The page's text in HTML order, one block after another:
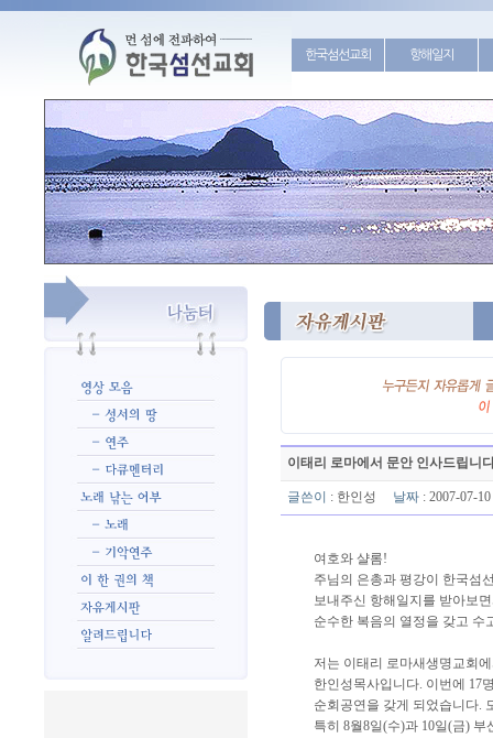
한국섬선교회 항해일지
이태리 로마에서 문안 인사드립니
글쓴이 : 한인성 날짜 : 2007-07-
여호와 샬롬!
주님의 은총과 평강이 한국섬
보내주신 항해일지를 받아보
순수한 복음의 열정을 갖고 수
저는 이태리 로마새생명교회
한인성목사입니다. 이번에 17
순회공연을 갖게 되었습니다.
특히 8월8일(수)과 10일(금)